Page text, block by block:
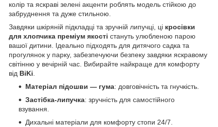
колір та яскраві зелені акценти роблять модель стійкою до
забруднення та дуже стильною.
Завдяки шкіряній підкладці та зручній липучці, ці кросівки
для хлопчика преміум якості стануть улюбленою парою
вашої дитини. Ідеально підходять для дитячого садка та
прогулянок у парку, забезпечуючи безпеку завдяки яскравому
світінню у вечірній час. Вибирайте найкраще для комфорту
від BiKi.
Матеріал підошви — гума: довговічність та гнучкість.
Застібка-липучка: зручність для самостійного
взування.
Дихальні матеріали для комфорту стопи 24/7.